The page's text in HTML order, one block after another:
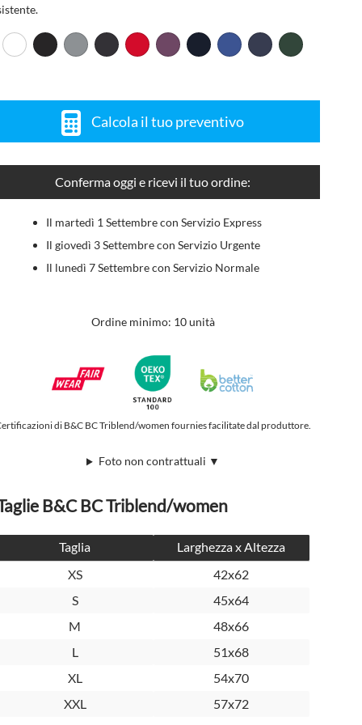
Calcola il tuo preventivo
Conferma oggi e ricevi il tuo ordine:
Il martedì 1 Settembre con Servizio Express
Il giovedì 3 Settembre con Servizio Urgente
Il lunedì 7 Settembre con Servizio Normale
Ordine minimo: 10 unità
di B&C BC Triblend/women fournies facilitate dal produttore.
Foto non contrattuali ▼
B&C BC Triblend/women
Taglia
Larghezza x Altezza
XS
42x62
S
45x64
M
48x66
L
51x68
XL
54x70
XXL
57x72